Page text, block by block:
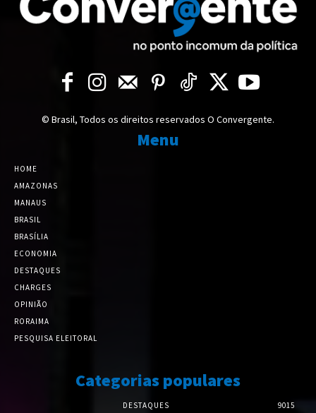
© Brasil, Todos os direitos reservados O Convergente.
Menu
HOME
AMAZONAS
MANAUS
BRASIL
BRASÍLIA
ECONOMIA
DESTAQUES
CHARGES
OPINIÃO
RORAIMA
PESQUISA ELEITORAL
Categorias populares
DESTAQUES 9015